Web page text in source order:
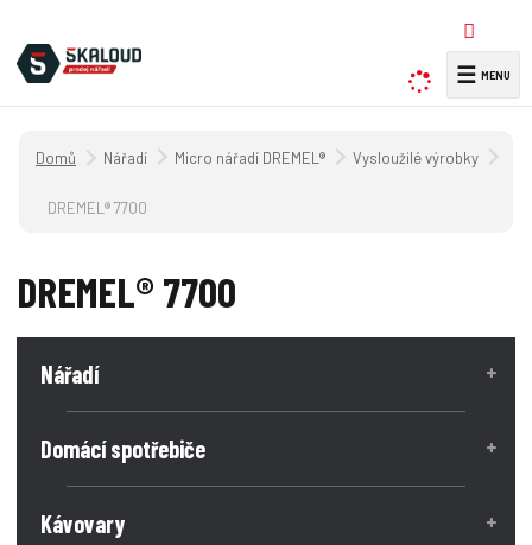
y
l
☰
Úvodní strana
Nářadí Micro nářadí DREMEL® Vysloužilé výrobky
DREMEL® 7700
DREMEL® 7700
Nářadí
Domácí spotřebiče
Kávovary